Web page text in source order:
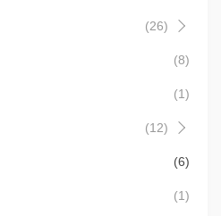
(26)
(8)
(1)
(12)
(6)
(1)